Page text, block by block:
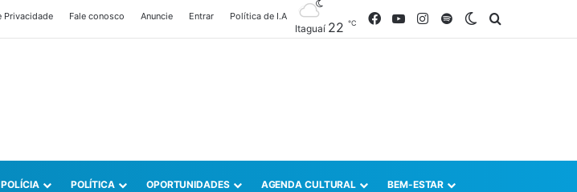
Privacidade Fale conosco Anuncie Entrar Política de I.A
Itaguaí 22 ℃ FacebookYouTubeInstagram
SpotifySwitch skin
POLÍCIA POLÍTICA OPORTUNIDADES AGENDA CULTURAL BEM-ESTAR